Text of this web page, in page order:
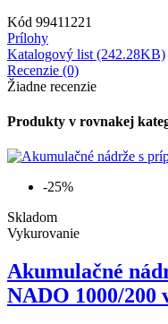
Kód 99411221
Prílohy
Katalogový list (242.28KB)
Recenzie (0)
Žiadne recenzie
Produkty v rovnakej
-25%
Skladom
Vykurovanie
Akumulačné
NADO 1000/200